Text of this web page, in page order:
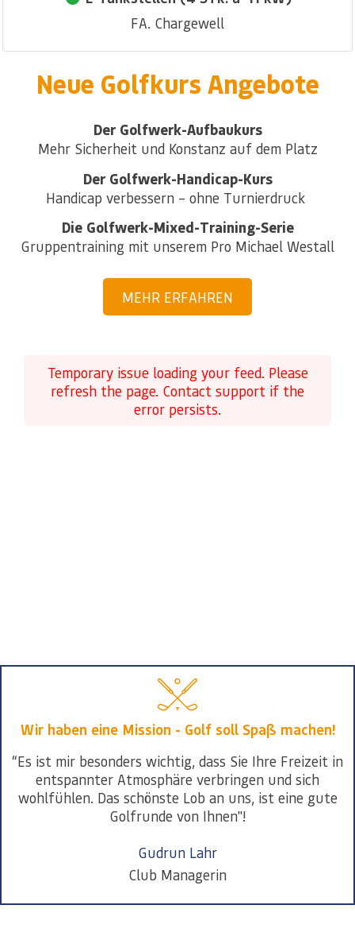
FA. Chargewell
Neue Golfkurs Angebote
Der Golfwerk-Aufbaukurs
Mehr Sicherheit und Konstanz auf dem Platz
Der Golfwerk-Handicap-Kurs
Handicap verbessern – ohne Turnierdruck
Die Golfwerk-Mixed-Training-Serie
Gruppentraining mit unserem Pro Michael Westall
MEHR ERFAHREN
Temporary issue loading your feed. Please
refresh the page. Contact support if the
error persists.
Wir haben eine Mission - Golf soll Spaß machen!
“Es ist mir besonders wichtig, dass Sie Ihre Freizeit in
entspannter Atmosphäre verbringen und sich
wohlfühlen. Das schönste Lob an uns, ist eine gute
Golfrunde von Ihnen"!
Gudrun Lahr
Club Managerin